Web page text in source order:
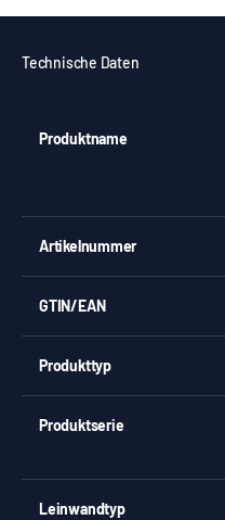
Technische Daten
Produktname
Artikelnummer
GTIN/EAN
Produkttyp
Produktserie
Leinwandtyp